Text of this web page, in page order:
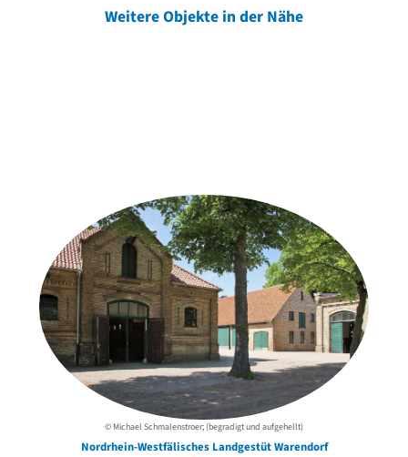
Weitere Objekte in der Nähe
© Michael Schmalenstroer; (begradigt und aufgehellt)
Nordrhein-Westfälisches Landgestüt Warendorf